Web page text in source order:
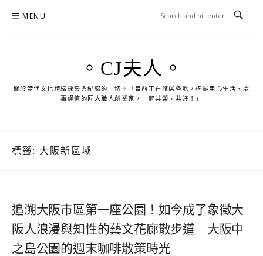
MENU
。CJ夫人。
關於當代文化體驗採集與紀錄的一切。「目前正在旅居各地，挖掘用心生活、處
事謹慎的匠人職人創業家，一起共榮、共好！」
標籤: 大阪新區域
追溯大阪市區第一座公園！如今成了象徵大
阪人浪漫與知性的藝文花廊散步道｜大阪中
之島公園的週末咖啡散策時光